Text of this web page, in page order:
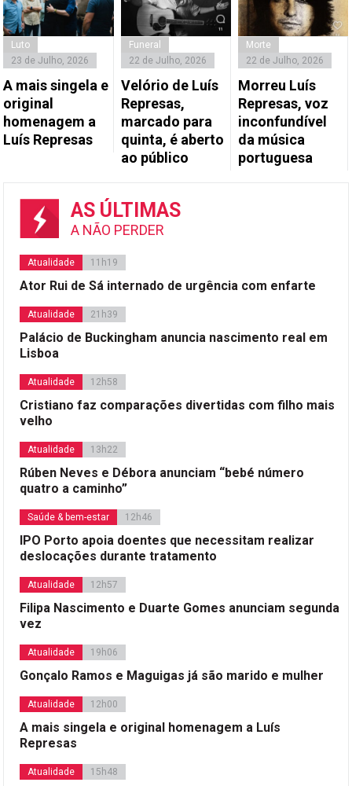
Luto
23 de Julho, 2026
A mais singela e
original
homenagem a
Luís Represas
Funeral
22 de Julho, 2026
Velório de Luís
Represas,
marcado para
quinta, é aberto
ao público
Morte
22 de Julho, 2026
Morreu Luís
Represas, voz
inconfundível
da música
portuguesa
AS ÚLTIMAS
A NÃO PERDER
Atualidade 11h19
Ator Rui de Sá internado de urgência com enfarte
Atualidade 21h39
Palácio de Buckingham anuncia nascimento real em
Lisboa
Atualidade 12h58
Cristiano faz comparações divertidas com filho mais
velho
Atualidade 13h22
Rúben Neves e Débora anunciam “bebé número
quatro a caminho”
Saúde & bem-estar 12h46
IPO Porto apoia doentes que necessitam realizar
deslocações durante tratamento
Atualidade 12h57
Filipa Nascimento e Duarte Gomes anunciam segunda
vez
Atualidade 19h06
Gonçalo Ramos e Maguigas já são marido e mulher
Atualidade 12h00
A mais singela e original homenagem a Luís
Represas
Atualidade 15h48